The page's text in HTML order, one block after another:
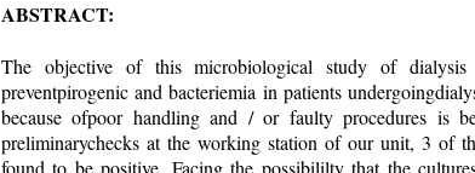
ABSTRACT:
The objective of this microbiological study of
preventpirogenic and bacteriemia in patients
because ofpoor handling and / or faulty procedures is
preliminarychecks at the working station of our unit, 3 of
found to be positive. Facing the possibililty that the